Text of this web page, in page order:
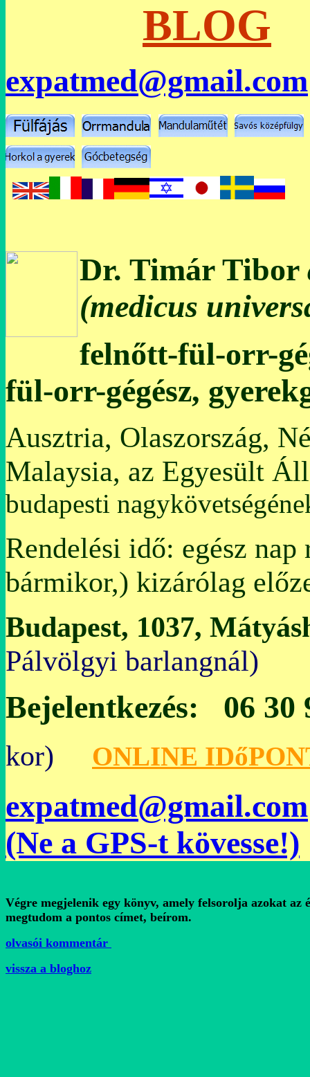
BLOG
expatmed@gmail.com
Dr. Timár Tibor
(medicus
felnőtt-fül-orr-
fül-orr-gégész,
Ausztria, Olaszország,
Malaysia, az Egyesült
budapesti
Rendelési idő: egész nap
bármikor,) kizárólag
Budapest, 1037,
Pálvölgyi
Bejelentkezés: 06 30
kor) ONLINE
expatmed@gmail.com
(Ne a GPS-t kövesse!)
Végre megjelenik egy könyv, amely felsorolja azokat az
megtudom a pontos címet, beírom.
olvasói kommentár
vissza a bloghoz